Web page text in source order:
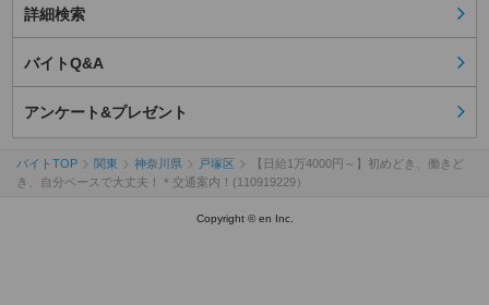
詳細検索
バイトQ&A
アンケート&プレゼント
バイトTOP 関東 神奈川県 戸塚区
【日給1万4000円～】初めどき、働きど
き、自分ペースで大丈夫！＊交通案内！(110919229）
Copyright © en Inc.